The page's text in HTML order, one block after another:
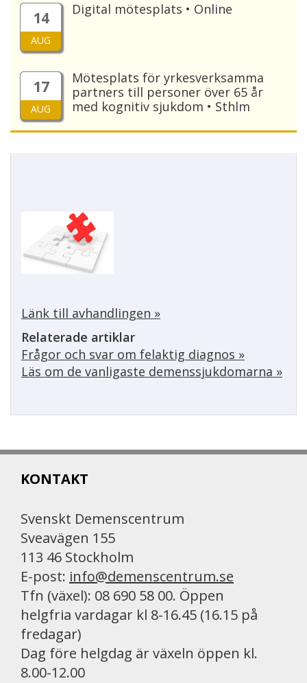
14
AUG
Digital mötesplats • Online
17
AUG
Mötesplats för yrkesverksamma
partners till personer över 65 år
med kognitiv sjukdom • Sthlm
Länk till avhandlingen »
Relaterade artiklar
Frågor och svar om felaktig diagnos »
Läs om de vanligaste demenssjukdomarna »
KONTAKT
Svenskt Demenscentrum
Sveavägen 155
113 46 Stockholm
E-post: info@demenscentrum.se
Tfn (växel): 08 690 58 00. Öppen
helgfria vardagar kl 8-16.45 (16.15 på
fredagar)
Dag före helgdag är växeln öppen kl.
8.00-12.00